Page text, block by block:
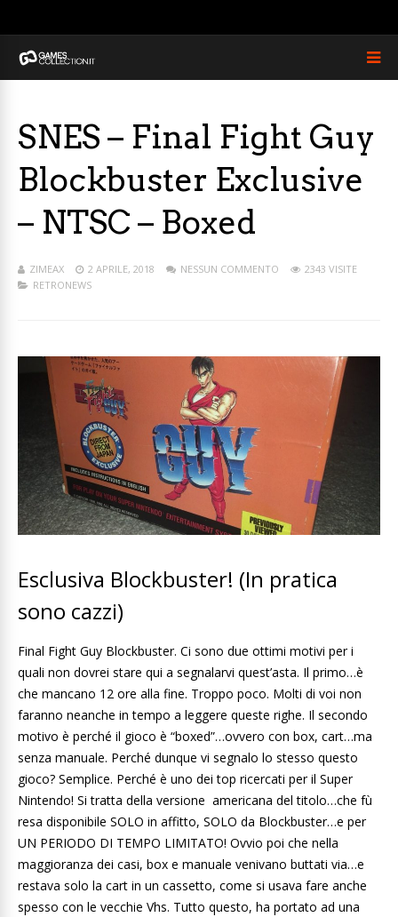
SNES – Final Fight Guy
Blockbuster Exclusive
– NTSC – Boxed
ZIMEAX 2 APRILE, 2018 NESSUN COMMENTO
2343 VISITE
RETRONEWS
Esclusiva Blockbuster! (In pratica
sono cazzi)
Final Fight Guy Blockbuster. Ci sono due ottimi motivi per i
quali non dovrei stare qui a segnalarvi quest’asta. Il primo…è
che mancano 12 ore alla fine. Troppo poco. Molti di voi non
faranno neanche in tempo a leggere queste righe. Il secondo
motivo è perché il gioco è “boxed”…ovvero con box, cart…ma
senza manuale. Perché dunque vi segnalo lo stesso questo
gioco? Semplice. Perché è uno dei top ricercati per il Super
Nintendo! Si tratta della versione americana del titolo…che fù
resa disponibile SOLO in affitto, SOLO da Blockbuster…e per
UN PERIODO DI TEMPO LIMITATO! Ovvio poi che nella
maggioranza dei casi, box e manuale venivano buttati via…e
restava solo la cart in un cassetto, come si usava fare anche
spesso con le vecchie Vhs. Tutto questo, ha portato ad una